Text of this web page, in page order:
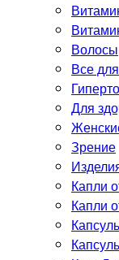
Волосы
Все
Для
Зрение
Капли
Капли